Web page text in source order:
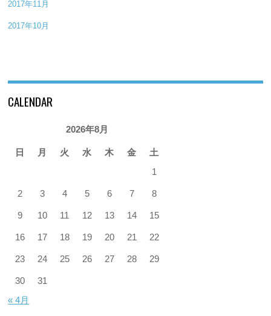
2017年11月
2017年10月
CALENDAR
2026年8月
日 月 火 水 木 金
土
1
2 3 4 5 6 7 8
9 10 11 12 13 14 15
16 17 18 19 20 21 22
23 24 25 26 27 28 29
30
31
« 4月